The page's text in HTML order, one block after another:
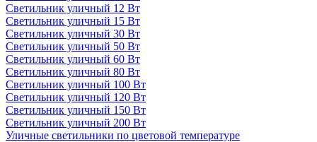
Светильник уличный 12 Вт
Светильник уличный 15 Вт
Светильник уличный 30 Вт
Светильник уличный 50 Вт
Светильник уличный 60 Вт
Светильник уличный 80 Вт
Светильник уличный 100 Вт
Светильник уличный 120 Вт
Светильник уличный 150 Вт
Светильник уличный 200 Вт
Уличные светильники по цветовой температуре